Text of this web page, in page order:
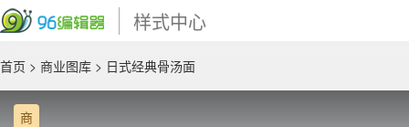
样式中心
首页 > 商业图库 > 日式经典骨汤面
商